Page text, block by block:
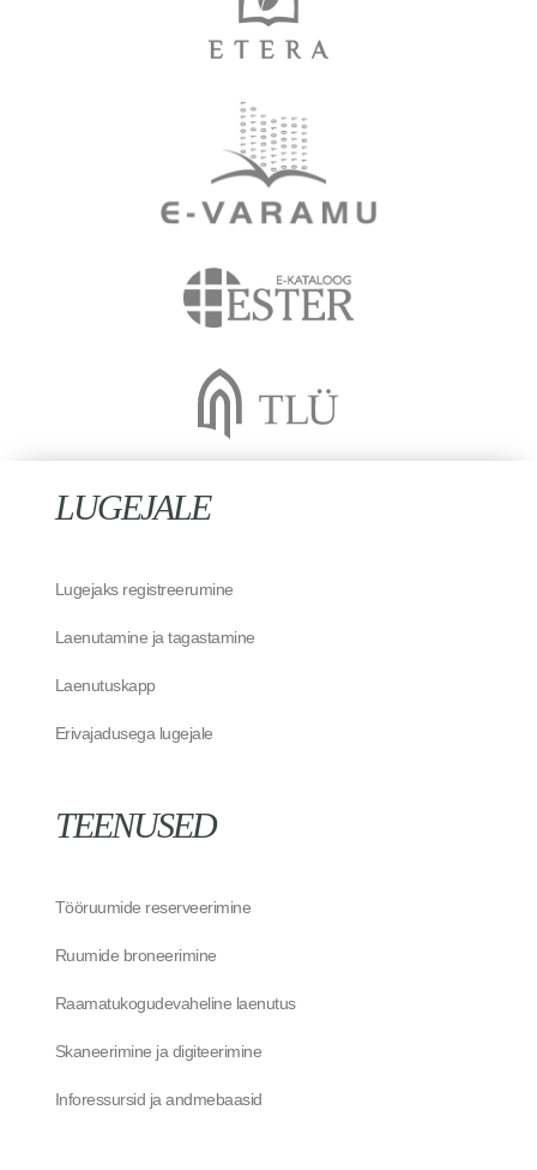
LUGEJALE
Lugejaks registreerumine
Laenutamine ja tagastamine
Laenutuskapp
Erivajadusega lugejale
TEENUSED
Tööruumide reserveerimine
Ruumide broneerimine
Raamatukogudevaheline laenutus
Skaneerimine ja digiteerimine
Inforessursid ja andmebaasid